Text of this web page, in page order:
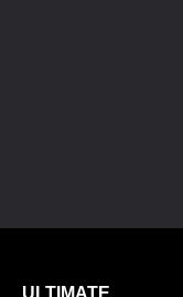
ULTIMATE